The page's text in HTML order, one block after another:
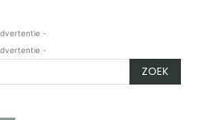
-
-
ZOEK